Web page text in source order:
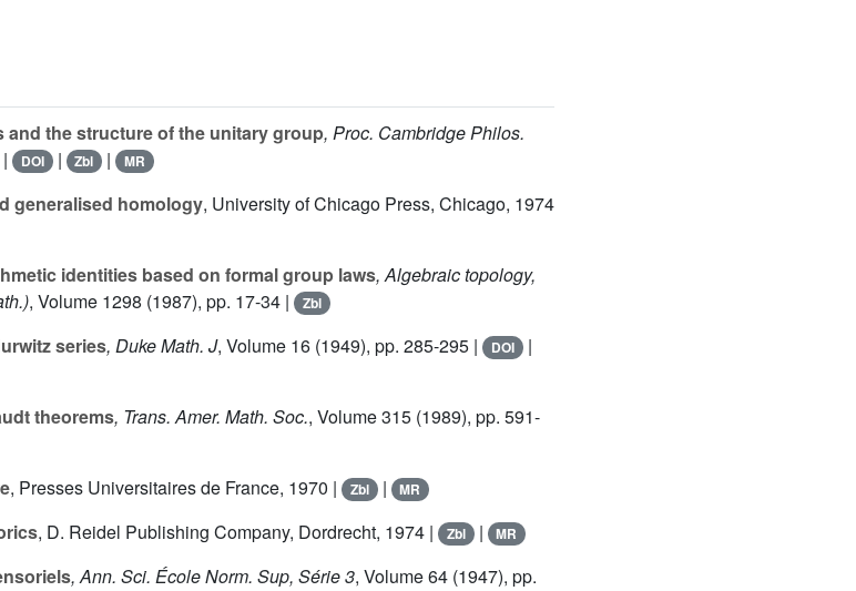
and the structure of the unitary group, Proc. Cambridge Philos.
DOI | Zbl | MR
generalised homology, University of Chicago Press, Chicago, 1974
identities based on formal group laws, Algebraic topology,
, Volume 1298 (1987), pp. 17-34 | Zbl
series, Duke Math. J, Volume 16 (1949), pp. 285-295 | DOI |
theorems, Trans. Amer. Math. Soc., Volume 315 (1989), pp. 591-
, Presses Universitaires de France, 1970 | Zbl | MR
, D. Reidel Publishing Company, Dordrecht, 1974 | Zbl | MR
, Ann. Sci. École Norm. Sup, Série 3, Volume 64 (1947), pp.